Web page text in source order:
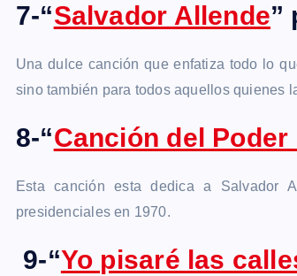
7-“Salvador Allende”
Una dulce canción que enfatiza todo lo
sino también para todos aquellos quienes
8-“Canción del Poder
Esta canción esta dedica a Salvador
presidenciales en 1970.
9-“Yo pisaré las